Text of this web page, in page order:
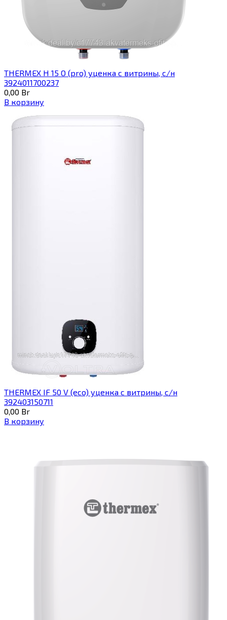
THERMEX H 15 O (pro) уценка с витрины, с/н
3924011700237
0,00 Br
В корзину
THERMEX IF 50 V (eco) уценка c витрины, с/н
392403150711
0,00 Br
В корзину